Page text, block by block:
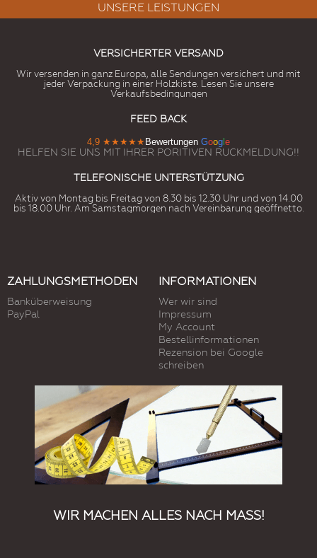
UNSERE LEISTUNGEN
VERSICHERTER VERSAND
Wir versenden in ganz Europa, alle Sendungen versichert und mit
jeder Verpackung in einer Holzkiste. Lesen Sie unsere
Verkaufsbedingungen
FEED BACK
4,9 ★★★★★ Bewertungen Goog e
HELFEN SIE UNS MIT IHRER PORITIVEN RUCKMELDUNG!!
TELEFONISCHE UNTERSTÜTZUNG
Aktiv von Montag bis Freitag von 8.30 bis 12.30 Uhr und von 14.00
bis 18.00 Uhr. Am Samstagmorgen nach Vereinbarung geöffnetto.
ZAHLUNGSMETHODEN
Banküberweisung
PayPal
INFORMATIONEN
Wer wir sind
Impressum
My Account
Bestellinformationen
Rezension bei Google
schreiben
WIR MACHEN ALLES NACH MASS!